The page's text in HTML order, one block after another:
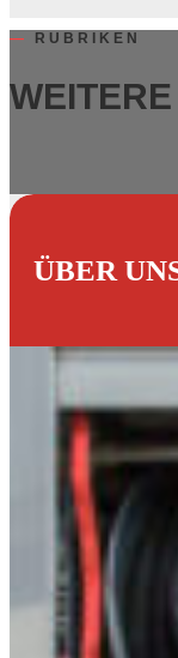
— RUBRIKEN
WEITERE
ÜBER